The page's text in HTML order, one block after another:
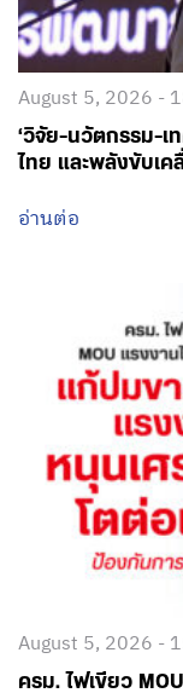
August 5, 2026 -
‘วิจัย-นวัตกรรม-เ
ไทย และพลังขับเค
อ่านต่อ
August 5, 2026 -
ครม. ไฟเขียว